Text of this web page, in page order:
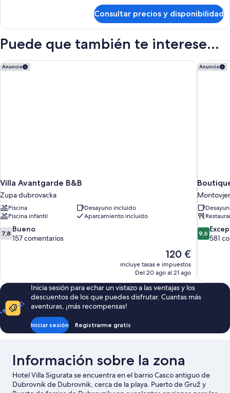
individual,
privado
Consultar precios y disponibilidad
Puede que también te interese...
Anuncio
Villa Avantgarde B&B
Zupa dubrovacka
Piscina
Desayuno incluido
Piscina infantil
Aparcamiento incluido
7.8
sobre
7,8 Bueno
157 comentarios
El
precio
actual
de
120 €
120 €
incluye tasas e impuestos
Del 20 ago al 21 ago
Villa Avantgarde B&B Anuncio
9.6
sobre
9,6
581
Inicia sesión para echar un vistazo a las ventajas y los
descuentos de los que puedes disfrutar. Cuantas más
aventuras, ¡más recompensas!
Iniciar sesión Registrarme gratis
Información sobre la zona
Hotel Villa Sigurata se encuentra en el barrio Casco antiguo de
Dubrovnik de Dubrovnik, cerca de la playa. Puerto de Gruž y